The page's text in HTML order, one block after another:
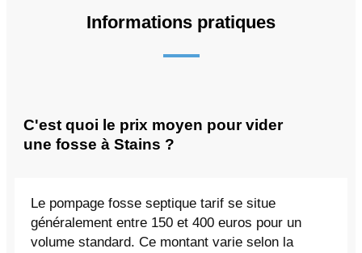
Informations pratiques
C'est quoi le prix moyen pour vider
une fosse à Stains ?
Le pompage fosse septique tarif se situe
généralement entre 150 et 400 euros pour un
volume standard. Ce montant varie selon la